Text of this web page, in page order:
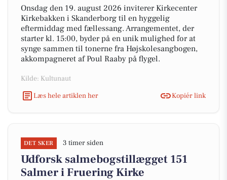
Onsdag den 19. august 2026 inviterer Kirkecenter
Kirkebakken i Skanderborg til en hyggelig
eftermiddag med fællessang. Arrangementet, der
starter kl. 15:00, byder på en unik mulighed for at
synge sammen til tonerne fra Højskolesangbogen,
akkompagneret af Poul Raaby på flygel.
Kilde: Kultunaut
Læs hele artiklen her
Kopiér link
DET SKER 3 timer siden
Udforsk salmebogstillægget 151
Salmer i Fruering Kirke